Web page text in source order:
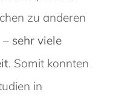
zu anderen
– sehr viele
. Somit konnten
in